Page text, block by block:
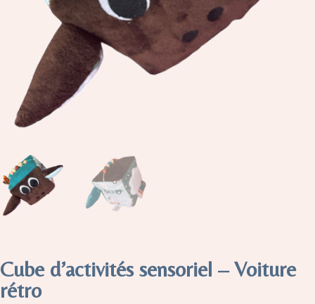
Cube d’activités sensoriel – Voiture
rétro